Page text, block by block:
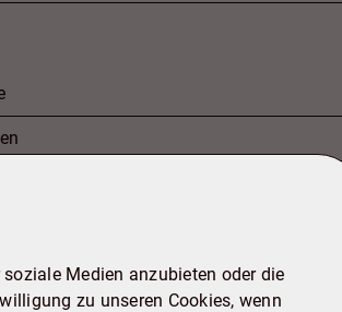
Fläche ca.
Medien anzubieten oder die
zu unseren Cookies, wenn